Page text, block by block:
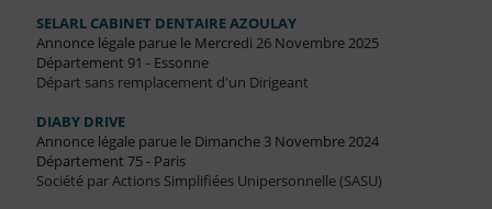
SELARL CABINET DENTAIRE AZOULAY
Annonce légale parue le Mercredi 26 Novembre 2025
Département 91 - Essonne
Départ sans remplacement d'un Dirigeant
DIABY DRIVE
Annonce légale parue le Dimanche 3 Novembre 2024
Département 75 - Paris
Société par Actions Simplifiées Unipersonnelle (SASU)